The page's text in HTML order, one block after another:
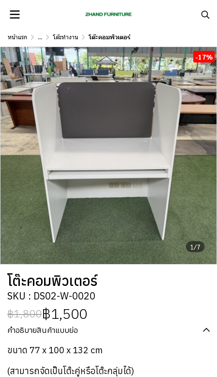
หน้าแรก ... โต๊ะทำงาน โต๊ะคอมพิวเตอร์
1/7
-17%
โต๊ะคอมพิวเตอร์
SKU : DS02-W-0020
฿1,800฿1,500
คำอธิบายสินค้าแบบย่อ
ขนาด 77 x 100 x 132 cm
(สามารถจัดเป็นโต๊ะคู่หรือโต๊ะกลุ่มได้)